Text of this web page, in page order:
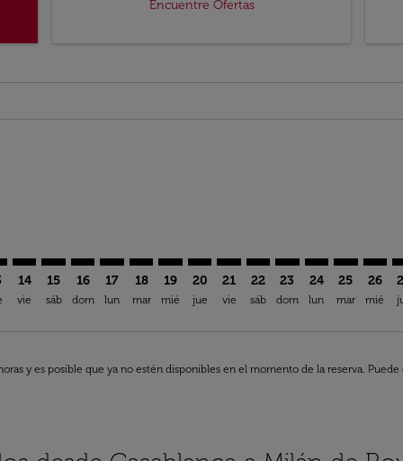
Encuentre Ofertas
14
vie
15
sáb
16
dom
17
lun
18
mar
CMN–MXP: cmp-view-offers-
19
mié
CMN–MXP: cmp-view-offers-
20
jue
CMN–MXP: cmp-view-
21
vie
CMN–MXP: cmp-
22
sáb
CMN–MXP: cmp-
23
dom
CMN–MXP:
24
lun
25
mar
26
mié
y es posible que ya no estén disponibles en el momento de la reserva.